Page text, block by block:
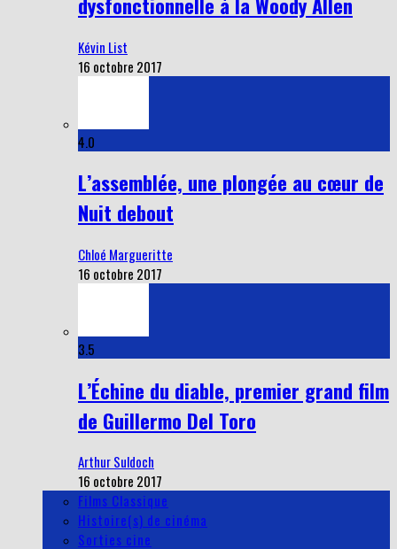
Kévin List
16 octobre 2017
4.0
L’assemblée, une plongée au cœur de
Nuit debout
Chloé Margueritte
16 octobre 2017
3.5
L’Échine du diable, premier grand film
de Guillermo Del Toro
Arthur Suldoch
16 octobre 2017
Films Classique
Histoire(s) de cinéma
Sorties cine